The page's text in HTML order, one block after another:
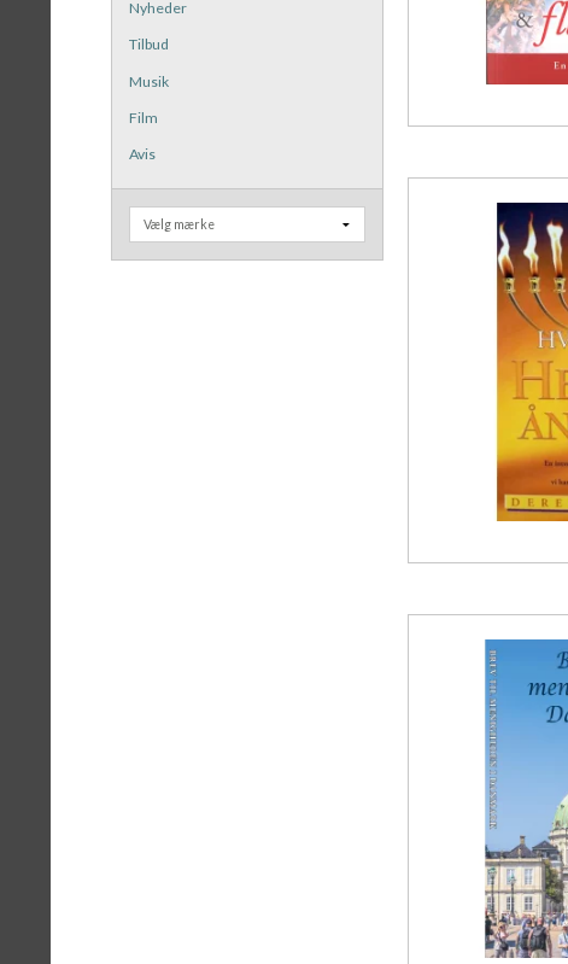
Nyheder
Tilbud
Musik
Film
Avis